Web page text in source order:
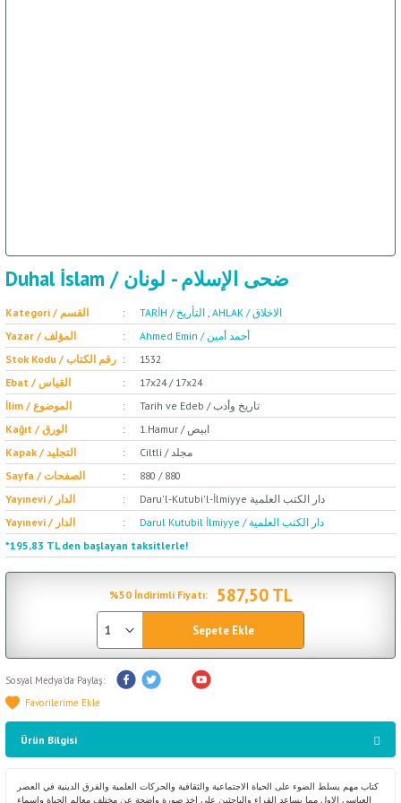
Duhal İslam / ضحى الإسلام - لونان
Kategori / القسم TARİH / التأريخ ,
AHLAK / الاخلاق
Yazar / المؤلف
Ahmed Emin / أحمد أمين
Stok Kodu / رقم الكتاب
1532
Ebat / القياس
17x24 / 17x24
İlim / الموضوع
Tarih ve Edeb / تاريخ وأدب
Kağıt / الورق
1.Hamur / ابيض
Kapak / التجليد
Ciltli / مجلد
Sayfa / الصفحات
880 / 880
Yayınevi / الدار
Daru'l-Kutubi'l-İlmiyye دار الكتب العلمية
Yayınevi / الدار
Darul Kutubil İlmiyye / دار الكتب العلمية
*195,83 TL den başlayan taksitlerle!
%50 İndirimli Fiyatı: 587,50 TL
Sepete Ekle
Sosyal Medya'da Paylaş:
Ürün Bilgisi
كتاب مهم يسلط الضوء على الحياة الاجتماعية والثقافية والحركات العلمية والفرق الدينية في العصر
العباسي الاول مما يساعد القراء والباحثين على اخذ صورة واضحة عن مختلف معالم الحياة واسماء